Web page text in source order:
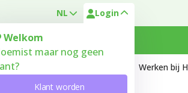
NL Login
Welkom
maar nog geen
Klant worden
Werken bij